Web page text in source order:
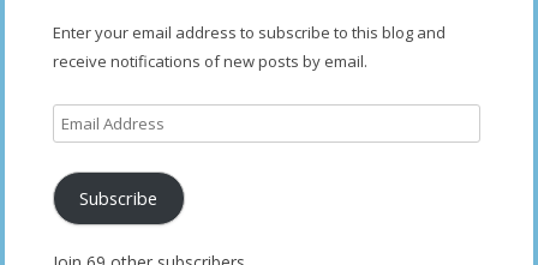
Enter your email address to subscribe to this blog and
receive notifications of new posts by email.
Email
Address
Subscribe